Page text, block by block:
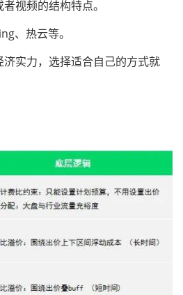
视频的结构特点。
、热云等。
实力，选择适合自己的方式就